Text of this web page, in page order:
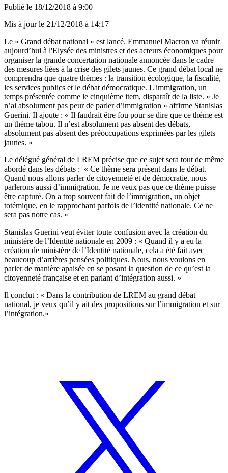
Publié le 18/12/2018 à 9:00
Mis à jour le 21/12/2018 à 14:17
Le « Grand débat national » est lancé. Emmanuel Macron va réunir
aujourd’hui à l'Elysée des ministres et des acteurs économiques pour
organiser la grande concertation nationale annoncée dans le cadre
des mesures liées à la crise des gilets jaunes. Ce grand débat local ne
comprendra que quatre thèmes : la transition écologique, la fiscalité,
les services publics et le débat démocratique. L'immigration, un
temps présentée comme le cinquième item, disparaît de la liste. « Je
n’ai absolument pas peur de parler d’immigration » affirme Stanislas
Guerini. Il ajoute : « Il faudrait être fou pour se dire que ce thème est
un thème tabou. Il n’est absolument pas absent des débats,
absolument pas absent des préoccupations exprimées par les gilets
jaunes. »
Le délégué général de LREM précise que ce sujet sera tout de même
abordé dans les débats : « Ce thème sera présent dans le débat.
Quand nous allons parler de citoyenneté et de démocratie, nous
parlerons aussi d’immigration. Je ne veux pas que ce thème puisse
être capturé. On a trop souvent fait de l’immigration, un objet
totémique, en le rapprochant parfois de l’identité nationale. Ce ne
sera pas notre cas. »
Stanislas Guerini veut éviter toute confusion avec la création du
ministère de l’Identité nationale en 2009 : « Quand il y a eu la
création de ministère de l’Identité nationale, cela a été fait avec
beaucoup d’arrières pensées politiques. Nous, nous voulons en
parler de manière apaisée en se posant la question de ce qu’est la
citoyenneté française et en parlant d’intégration aussi. »
Il conclut : « Dans la contribution de LREM au grand débat
national, je veux qu’il y ait des propositions sur l’immigration et sur
l’intégration.»